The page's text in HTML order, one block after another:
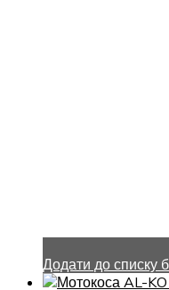
Додати до списку